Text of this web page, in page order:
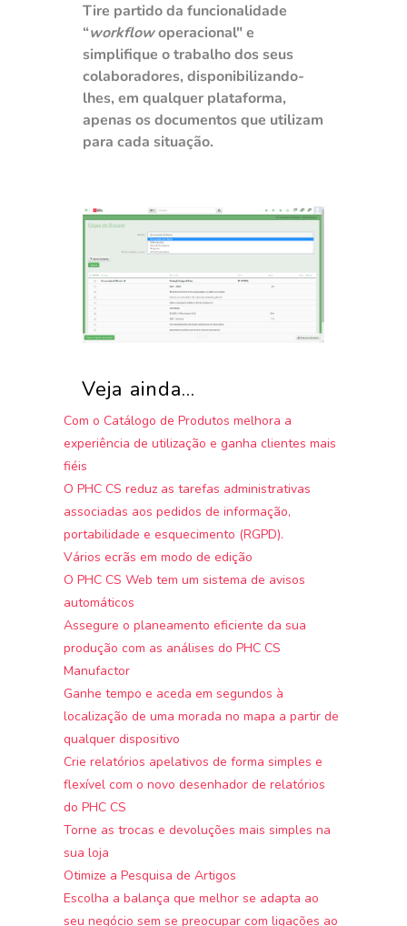
Tire partido da funcionalidade
“workflowoperacional" e
simplifique o trabalho dos seus
colaboradores, disponibilizando-
lhes, em qualquer plataforma,
apenas os documentos que utilizam
para cada situação.
Veja ainda...
Com o Catálogo de Produtos melhora a
experiência de utilização e ganha clientes mais
fiéis
O PHC CS reduz as tarefas administrativas
associadas aos pedidos de informação,
portabilidade e esquecimento (RGPD).
Vários ecrãs em modo de edição
O PHC CS Web tem um sistema de avisos
automáticos
Assegure o planeamento eficiente da sua
produção com as análises do PHC CS
Manufactor
Ganhe tempo e aceda em segundos à
localização de uma morada no mapa a partir de
qualquer dispositivo
Crie relatórios apelativos de forma simples e
flexível com o novo desenhador de relatórios
do PHC CS
Torne as trocas e devoluções mais simples na
sua loja
Otimize a Pesquisa de Artigos
Escolha a balança que melhor se adapta ao
seu negócio sem se preocupar com ligações ao